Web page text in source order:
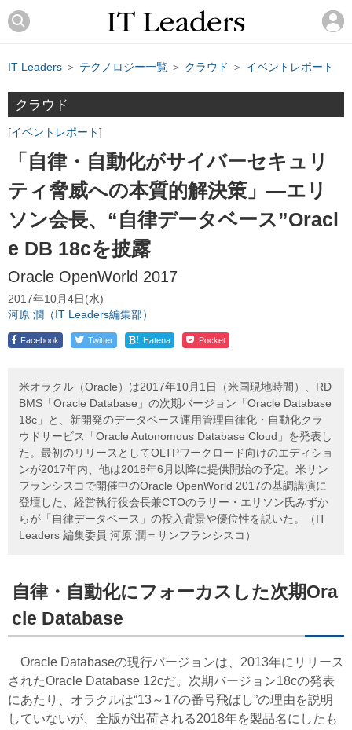
IT Leaders ＞ テクノロジー一覧 ＞ クラウド ＞ イベントレポート
クラウド
イベントレポート
「自律・自動化がサイバーセキュリ
ティ脅威への本質的解決策」―エリ
ソン会長、“自律データベース”Oracl
e DB 18cを披露
Oracle OpenWorld 2017
2017年10月4日(水)
河原 潤（IT Leaders編集部）
Facebook Twitter ! Hatena Pocket
米オラクル（Oracle）は2017年10月1日（米国現地時間）、RD
BMS「Oracle Database」の次期バージョン「Oracle Database
18c」と、新開発のデータベース運用管理自律化・自動化クラ
ウドサービス「Oracle Autonomous Database Cloud」を発表し
た。最初のリリースとしてOLTPワークロード向けのエディショ
ンが2017年内、他は2018年6月以降に提供開始の予定。米サン
フランシスコで開催中のOracle OpenWorld 2017の基調講演に
登壇した、経営執行役会長兼CTOのラリー・エリソン氏みずか
らが「自律データベース」の投入背景や優位性を説いた。（IT
Leaders 編集委員 河原 潤＝サンフランシスコ）
自律・自動化にフォーカスした次期Ora
cle Database
Oracle Databaseの現行バージョンは、2013年にリリース
されたOracle Database 12cだ。次期バージョン18cの発表
にあたり、オラクルは“13～17の番号飛ばし”の理由を説明
していないが、全版が出荷される2018年を製品名にしたも